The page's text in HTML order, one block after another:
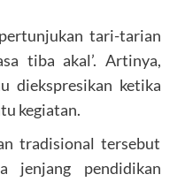
tari-tarian
tiba akal’. Artinya,
diekspresikan ketika
kegiatan.
tradisional tersebut
jenjang pendidikan